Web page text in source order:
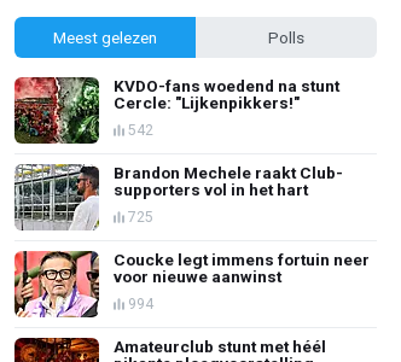
Meest gelezen Polls
KVDO-fans woedend na stunt
Cercle: "Lijkenpikkers!"
542
Brandon Mechele raakt Club-
supporters vol in het hart
725
Coucke legt immens fortuin neer
voor nieuwe aanwinst
994
Amateurclub stunt met héél